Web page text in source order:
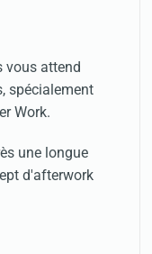
vous attend
spécialement
Work.
une longue
d'afterwork